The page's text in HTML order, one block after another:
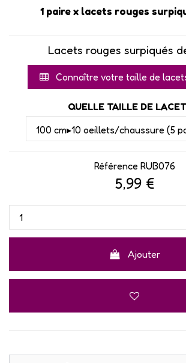
1 paire x lacets rouges
Lacets rouges surpiqués
Connaître votre taille de
QUELLE TAILLE DE
Référence RUB076
5,99 €
Ajouter